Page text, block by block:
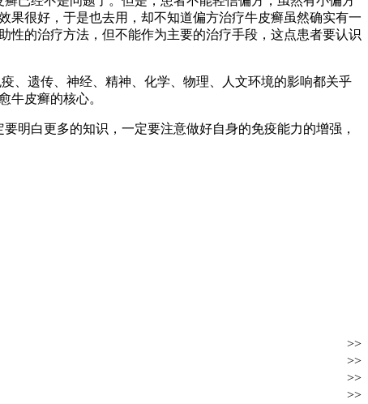
果很好，于是也去用，却不知道偏方治疗牛皮癣虽然确实有一
性的治疗方法，但不能作为主要的治疗手段，这点患者要认识
、遗传、神经、精神、化学、物理、人文环境的影响都关乎
牛皮癣的核心。
明白更多的知识，一定要注意做好自身的免疫能力的增强，
>>
>>
>>
>>